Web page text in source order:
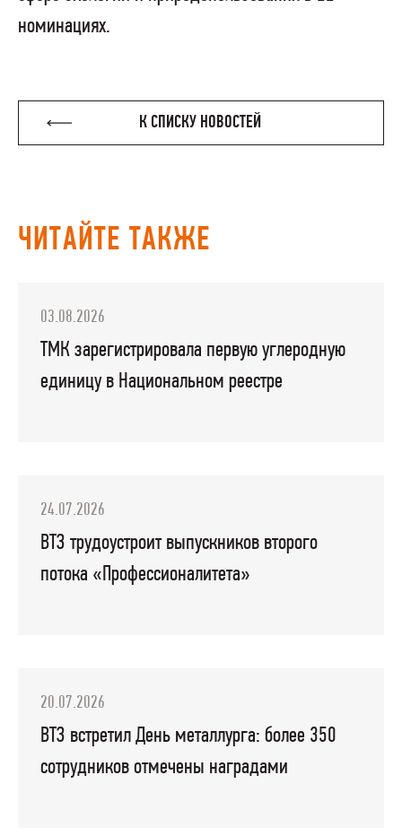
номинациях.
К СПИСКУ НОВОСТЕЙ
ЧИТАЙТЕ ТАКЖЕ
03.08.2026
ТМК зарегистрировала первую углеродную
единицу в Национальном реестре
24.07.2026
ВТЗ трудоустроит выпускников второго
потока «Профессионалитета»
20.07.2026
ВТЗ встретил День металлурга: более 350
сотрудников отмечены наградами